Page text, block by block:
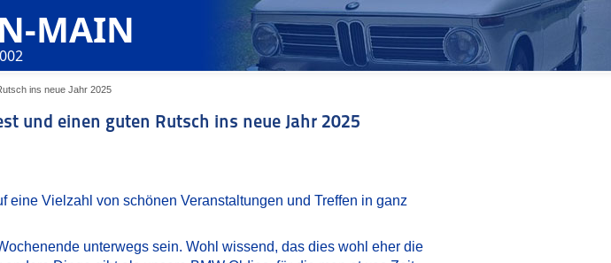
MAIN
ins neue Jahr 2025
und einen guten Rutsch ins neue Jahr 2025
Vielzahl von schönen Veranstaltungen und Treffen in ganz
unterwegs sein. Wohl wissend, das dies wohl eher die